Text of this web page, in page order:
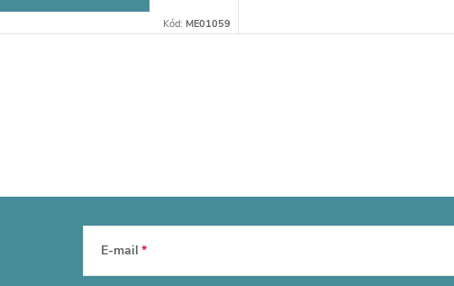
Kód: ME01059
E-mail